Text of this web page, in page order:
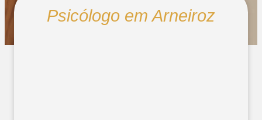
Psicólogo em Arneiroz